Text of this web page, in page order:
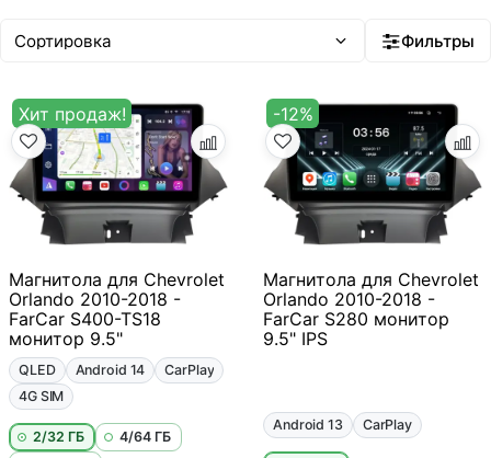
Фильтры
Хит продаж!
Магнитола для Chevrolet
Orlando 2010-2018 -
FarCar S400-TS18
монитор 9.5"
QLED Android 14
CarPlay
4G SIM
2/32 ГБ
4/64 ГБ
-12%
Магнитола для Chevrolet
Orlando 2010-2018 -
FarCar S280 монитор
9.5" IPS
Android 13 CarPlay